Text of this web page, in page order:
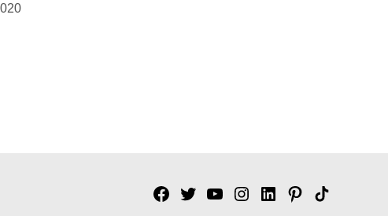
Facebook
TwitterYouTubeInstagram
Linkedin
Pinterest
Tik